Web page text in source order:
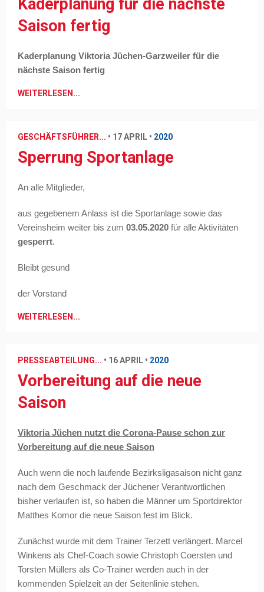
Kaderplanung für die nächste
Saison fertig
Kaderplanung Viktoria Jüchen-Garzweiler für die
nächste Saison fertig
WEITERLESEN...
GESCHÄFTSFÜHRER... • 17 APRIL • 2020
Sperrung Sportanlage
An alle Mitglieder,
aus gegebenem Anlass ist die Sportanlage sowie das
Vereinsheim weiter bis zum 03.05.2020 für alle Aktivitäten
gesperrt.
Bleibt gesund
der Vorstand
WEITERLESEN...
PRESSEABTEILUNG... • 16 APRIL • 2020
Vorbereitung auf die neue
Saison
Viktoria Jüchen nutzt die Corona-Pause schon zur
Vorbereitung auf die neue Saison
Auch wenn die noch laufende Bezirksligasaison nicht ganz
nach dem Geschmack der Jüchener Verantwortlichen
bisher verlaufen ist, so haben die Männer um Sportdirektor
Matthes Komor die neue Saison fest im Blick.
Zunächst wurde mit dem Trainer Terzett verlängert. Marcel
Winkens als Chef-Coach sowie Christoph Coersten und
Torsten Müllers als Co-Trainer werden auch in der
kommenden Spielzeit an der Seitenlinie stehen.